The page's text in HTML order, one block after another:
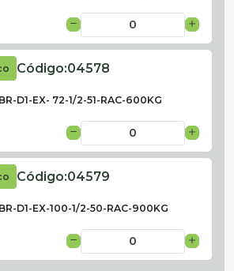
Código:04578
D1-EX- 72-1/2-51-RAC-600KG
Código:04579
D1-EX-100-1/2-50-RAC-900KG